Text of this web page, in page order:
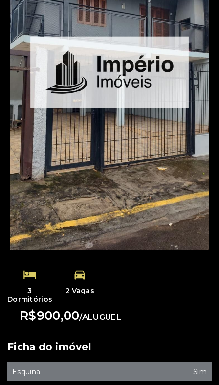
3
Dormitórios
2 Vagas
R$900,00/ALUGUEL
Ficha do imóvel
Esquina Sim